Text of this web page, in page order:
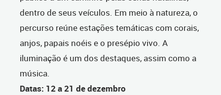
dentro de seus veículos. Em meio à natureza, o
percurso reúne estações temáticas com corais,
anjos, papais noéis e o presépio vivo. A
iluminação é um dos destaques, assim como a
música.
Datas: 12 a 21 de dezembro